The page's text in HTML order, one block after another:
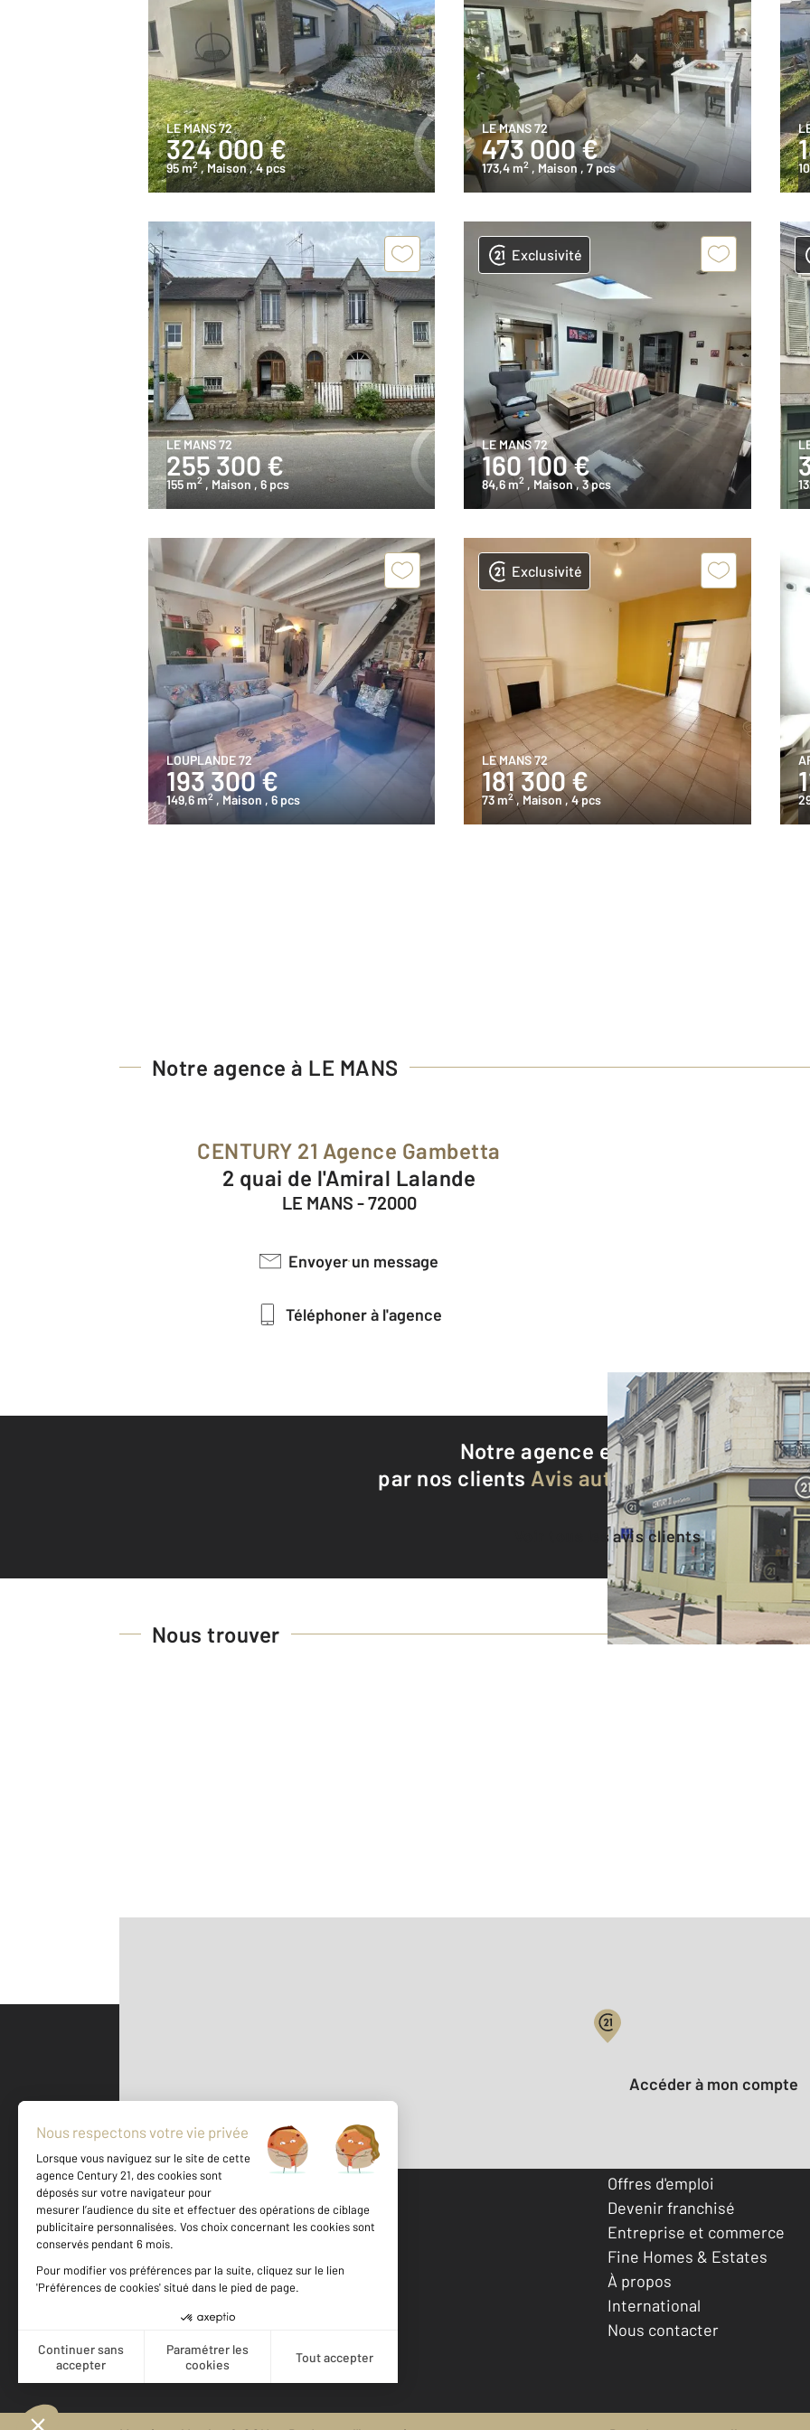
LE MANS 72
324 000 €
95 m2 , Maison, 4 pcs
LE MANS 72
473 000 €
173,4 m2 , Maison , 7 pcs
LE MANS 72
255 300 €
155 m2 , Maison , 6 pcs
Exclusivité
LE MANS 72
160 100 €
84,6 m2 , Maison, 3 pcs
LOUPLANDE 72
193 300 €
149,6 m2 , Maison , 6 pcs
Exclusivité
LE MANS 72
181 300 €
73 m2 , Maison , 4 pcs
Notre agence à LE MANS
CENTURY 21 Agence Gambetta
2 quai de l'Amiral Lalande
LE MANS - 72000
Envoyer un message
Téléphoner à l'agence
Notre agence est notée9,1/10
par nos clients Avis authentifiés par
Voir tous les avis clients
Nous trouver
500 m ©Mappy
Votre compte :
Accéder à mon compte
Votre agence est notée
Achat
Location
Offres d'emploi
Devenir franchisé
Entreprise et commerce
Fine Homes & Estates
À propos
International
Nous contacter